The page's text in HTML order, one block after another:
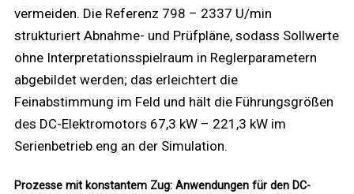
vermeiden. Die Referenz 798 – 2337 U/min
strukturiert Abnahme- und Prüfpläne, sodass Sollwerte
ohne Interpretationsspielraum in Reglerparametern
abgebildet werden; das erleichtert die
Feinabstimmung im Feld und hält die Führungsgrößen
des DC-Elektromotors 67,3 kW – 221,3 kW im
Serienbetrieb eng an der Simulation.
Prozesse mit konstantem Zug: Anwendungen für den DC-